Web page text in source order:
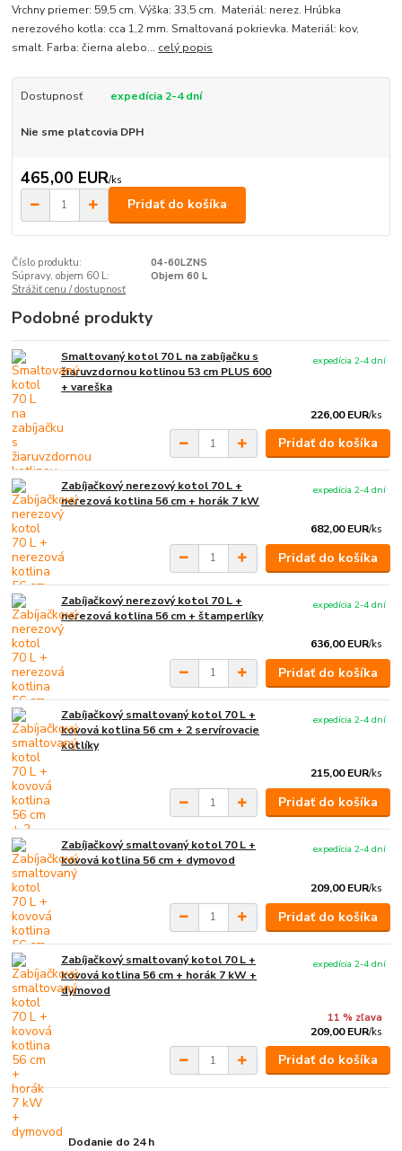
Vrchny priemer: 59,5 cm. Výška: 33,5 cm. Materiál: nerez. Hrúbka
nerezového kotla: cca 1,2 mm. Smaltovaná pokrievka. Materiál: kov,
smalt. Farba: čierna alebo... celý popis
Dostupnosť expedícia 2-4 dní
Nie sme platcovia DPH
465,00 EUR/ks
Pridať do košíka
Číslo produktu:
04-60LZNS
Súpravy, objem 60 L:
Objem 60 L
Strážiť cenu / dostupnosť
Podobné produkty
Smaltovaný kotol 70 L na zabíjačku s
žiaruvzdornou kotlinou 53 cm PLUS 600
+ vareška
226,00 EUR/ks
expedícia 2-4 dní
Pridať do košíka
Zabíjačkový nerezový kotol 70 L +
nerezová kotlina 56 cm + horák 7 kW
682,00 EUR/ks
expedícia 2-4 dní
Pridať do košíka
Zabíjačkový nerezový kotol 70 L +
nerezová kotlina 56 cm + štamperlíky
636,00 EUR/ks
expedícia 2-4 dní
Pridať do košíka
Zabíjačkový smaltovaný kotol 70 L +
kovová kotlina 56 cm + 2 servírovacie
kotlíky
215,00 EUR/ks
expedícia 2-4 dní
Pridať do košíka
Zabíjačkový smaltovaný kotol 70 L +
kovová kotlina 56 cm + dymovod
209,00 EUR/ks
expedícia 2-4 dní
Pridať do košíka
Zabíjačkový smaltovaný kotol 70 L +
kovová kotlina 56 cm + horák 7 kW +
dymovod
11 % zľava
209,00 EUR/ks
expedícia 2-4 dní
Pridať do košíka
Dodanie do 24 h